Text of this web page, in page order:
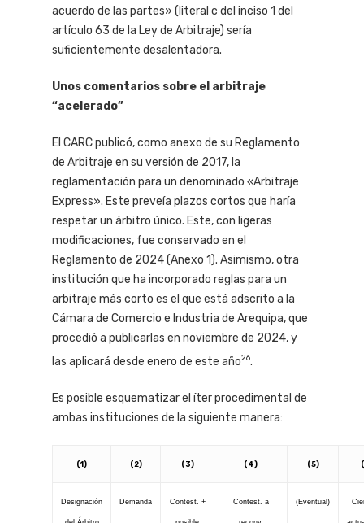
acuerdo de las partes» (literal c del inciso 1 del
artículo 63 de la Ley de Arbitraje) sería
suficientemente desalentadora.
Unos comentarios sobre el arbitraje
“acelerado”
El CARC publicó, como anexo de su Reglamento
de Arbitraje en su versión de 2017, la
reglamentación para un denominado «Arbitraje
Express». Este preveía plazos cortos que haría
respetar un árbitro único. Este, con ligeras
modificaciones, fue conservado en el
Reglamento de 2024 (Anexo 1). Asimismo, otra
institución que ha incorporado reglas para un
arbitraje más corto es el que está adscrito a la
Cámara de Comercio e Industria de Arequipa, que
procedió a publicarlas en noviembre de 2024, y
las aplicará desde enero de este año26.
Es posible esquematizar el íter procedimental de
ambas instituciones de la siguiente manera:
(1) (2) (3) (4) (5)
Designación Demanda Contest. + Contest. a (Eventual)